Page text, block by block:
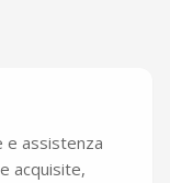
e assistenza
acquisite,